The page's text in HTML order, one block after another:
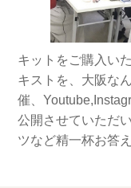
キットをご購入い
キストを、大阪な
催、
公開させていただ
ツなど精一杯お答